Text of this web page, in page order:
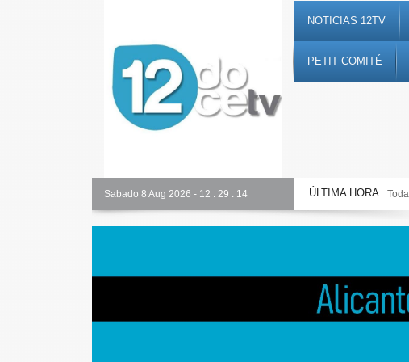
NOTICIAS 12TV
PETIT COMITÉ
Sabado 8 Aug 2026 - 12 : 29 : 15 ÚLTIMA HORA
Toda la información al instante en 𝟭𝟮𝗲𝗻𝗱𝗶𝗴𝗶𝘁𝗮𝗹.𝗲𝘀